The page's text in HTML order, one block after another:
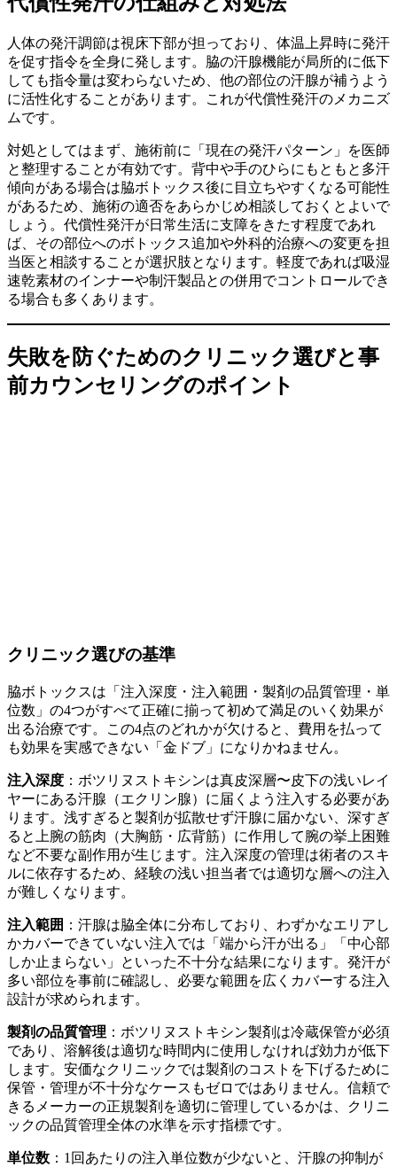
人体の発汗調節は視床下部が担っており、体温上昇時に発汗
を促す指令を全身に発します。脇の汗腺機能が局所的に低下
しても指令量は変わらないため、他の部位の汗腺が補うよう
に活性化することがあります。これが代償性発汗のメカニズ
ムです。
対処としてはまず、施術前に「現在の発汗パターン」を医師
と整理することが有効です。背中や手のひらにもともと多汗
傾向がある場合は脇ボトックス後に目立ちやすくなる可能性
があるため、施術の適否をあらかじめ相談しておくとよいで
しょう。代償性発汗が日常生活に支障をきたす程度であれ
ば、その部位へのボトックス追加や外科的治療への変更を担
当医と相談することが選択肢となります。軽度であれば吸湿
速乾素材のインナーや制汗製品との併用でコントロールでき
る場合も多くあります。
失敗を防ぐためのクリニック選びと事
前カウンセリングのポイント
クリニック選びの基準
脇ボトックスは「注入深度・注入範囲・製剤の品質管理・単
位数」の4つがすべて正確に揃って初めて満足のいく効果が
出る治療です。この4点のどれかが欠けると、費用を払って
も効果を実感できない「金ドブ」になりかねません。
注入深度 ：ボツリヌストキシンは真皮深層〜皮下の浅いレイ
ヤーにある汗腺（エクリン腺）に届くよう注入する必要があ
ります。浅すぎると製剤が拡散せず汗腺に届かない、深すぎ
ると上腕の筋肉（大胸筋・広背筋）に作用して腕の挙上困難
など不要な副作用が生じます。注入深度の管理は術者のスキ
ルに依存するため、経験の浅い担当者では適切な層への注入
が難しくなります。
注入範囲 ：汗腺は脇全体に分布しており、わずかなエリアし
かカバーできていない注入では「端から汗が出る」「中心部
しか止まらない」といった不十分な結果になります。発汗が
多い部位を事前に確認し、必要な範囲を広くカバーする注入
設計が求められます。
製剤の品質管理 ：ボツリヌストキシン製剤は冷蔵保管が必須
であり、溶解後は適切な時間内に使用しなければ効力が低下
します。安価なクリニックでは製剤のコストを下げるために
保管・管理が不十分なケースもゼロではありません。信頼で
きるメーカーの正規製剤を適切に管理しているかは、クリニ
ックの品質管理全体の水準を示す指標です。
単位数 ：1回あたりの注入単位数が少ないと、汗腺の抑制が